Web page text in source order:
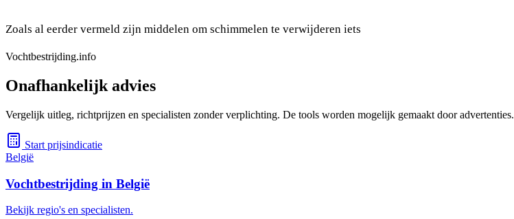
Zoals al eerder vermeld zijn middelen om schimmelen te verwijderen iets
Vochtbestrijding.info
Onafhankelijk advies
Vergelijk uitleg, richtprijzen en specialisten zonder verplichting. De tools worden mogelijk gemaakt door advertenties.
Start prijsindicatie
België
Vochtbestrijding in België
Bekijk regio's en specialisten.